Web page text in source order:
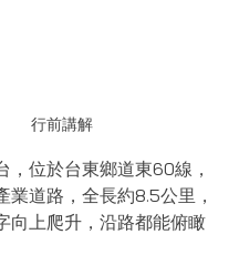
行前講解
，位於台東鄉道東60線，
業道路，全長約8.5公里，
向上爬升，沿路都能俯瞰